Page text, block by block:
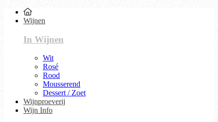
Wijnen
In Wijnen
Wit
Rosé
Rood
Mousserend
Dessert / Zoet
Wijnproeverij
Wijn Info